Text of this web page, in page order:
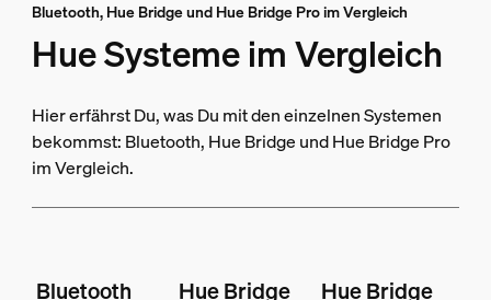
Bluetooth, Hue Bridge und Hue Bridge Pro im Vergleich
Hue Systeme im Vergleich
Hier erfährst Du, was Du mit den einzelnen Systemen
bekommst: Bluetooth, Hue Bridge und Hue Bridge Pro
im Vergleich.
Bluetooth Hue Bridge Hue Bridge